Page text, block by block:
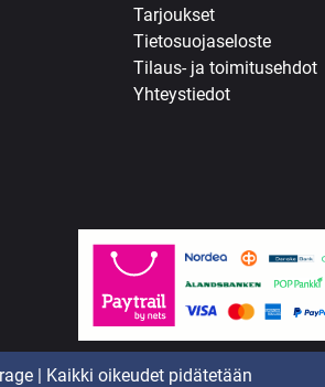
Tarjoukset
Tietosuojaseloste
Tilaus- ja toimitusehdot
Yhteystiedot
| Kaikki oikeudet pidätetään